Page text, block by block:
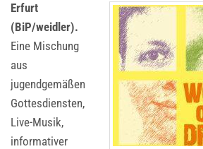
Erfurt
(BiP/weidler).
Eine Mischung
aus
jugendgemäßen
Gottesdiensten,
Live-Musik,
informativer